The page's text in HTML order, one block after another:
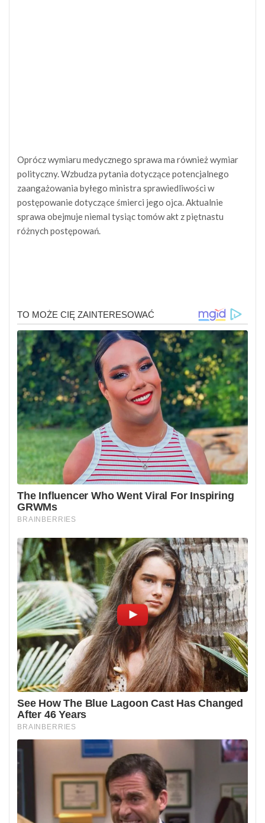
Oprócz wymiaru medycznego sprawa ma również wymiar
polityczny. Wzbudza pytania dotyczące potencjalnego
zaangażowania byłego ministra sprawiedliwości w
postępowanie dotyczące śmierci jego ojca. Aktualnie
sprawa obejmuje niemal tysiąc tomów akt z piętnastu
różnych postępowań.